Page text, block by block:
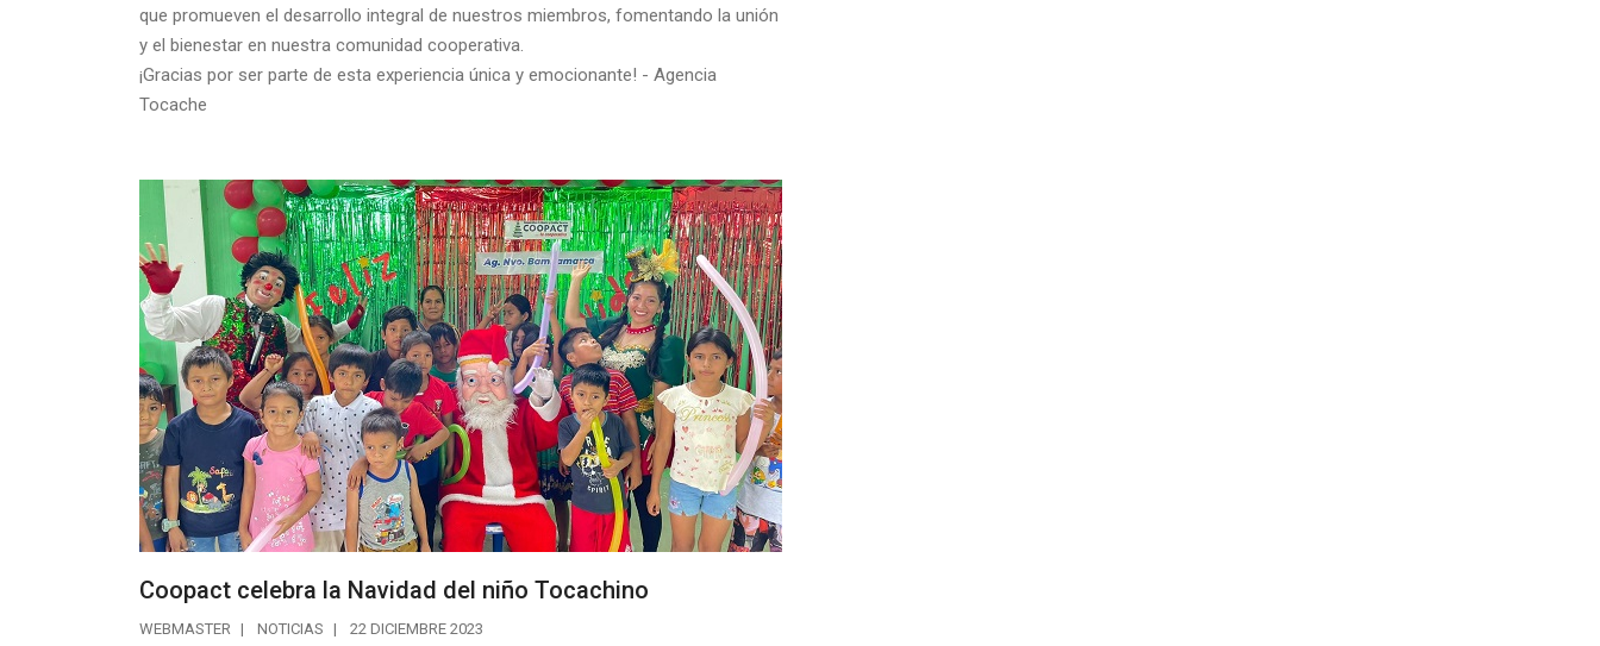
que promueven el desarrollo integral de nuestros miembros, fomentando la unión
y el bienestar en nuestra comunidad cooperativa.
¡Gracias por ser parte de esta experiencia única y emocionante! - Agencia
Tocache
Coopact celebra la Navidad del niño Tocachino
WEBMASTER NOTICIAS 22 DICIEMBRE 2023